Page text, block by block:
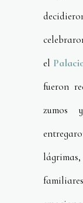
el
fueron
zumos